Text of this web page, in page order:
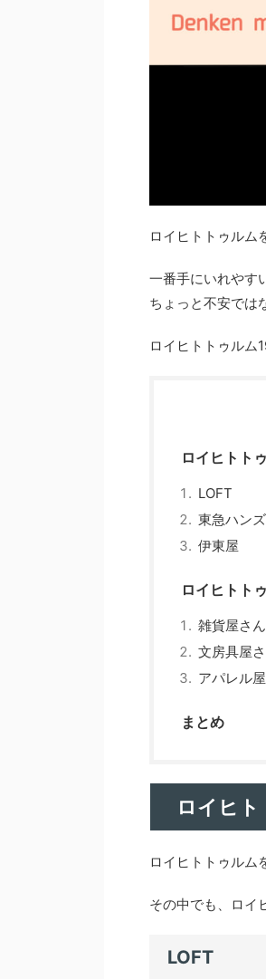
ロイヒトトゥルム
一番手にいれやす
ちょっと不安では
ロイヒトトゥルム
ロイヒトト
LOFT
東急ハンズ
伊東屋
ロイヒトト
雑貨屋さん
文房具屋
アパレル
まとめ
ロイヒ
ロイヒトトゥルム
その中でも、ロイ
LOFT